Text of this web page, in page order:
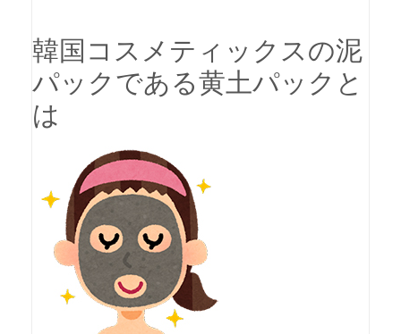
韓国コスメティックスの泥
パックである黄土パックと
は